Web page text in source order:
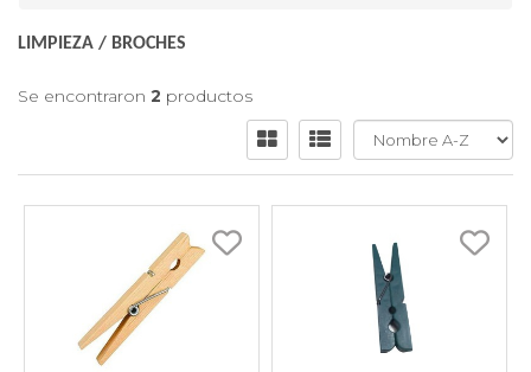
LIMPIEZA / BROCHES
Se encontraron 2 productos